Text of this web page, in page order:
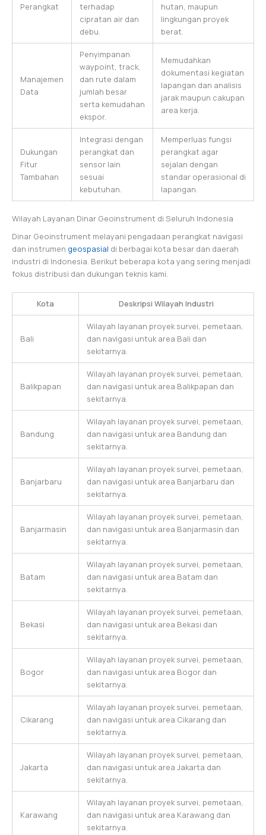
Perangkat
terhadap
cipratan air dan
debu.
hutan, maupun
lingkungan proyek
berat.
Manajemen
Data
Penyimpanan
waypoint, track,
dan rute dalam
jumlah besar
serta kemudahan
ekspor.
Memudahkan
dokumentasi kegiatan
lapangan dan analisis
jarak maupun cakupan
area kerja.
Dukungan
Fitur
Tambahan
Integrasi dengan
perangkat dan
sensor lain
sesuai
kebutuhan.
Memperluas fungsi
perangkat agar
sejalan dengan
standar operasional di
lapangan.
Wilayah Layanan Dinar Geoinstrument di Seluruh Indonesia
Dinar Geoinstrument melayani pengadaan perangkat navigasi
dan instrumen geospasial di berbagai kota besar dan daerah
industri di Indonesia. Berikut beberapa kota yang sering menjadi
fokus distribusi dan dukungan teknis kami.
Kota Deskripsi Wilayah Industri
Bali
Wilayah layanan proyek survei, pemetaan,
dan navigasi untuk area Bali dan
sekitarnya.
Balikpapan
Wilayah layanan proyek survei, pemetaan,
dan navigasi untuk area Balikpapan dan
sekitarnya.
Bandung
Wilayah layanan proyek survei, pemetaan,
dan navigasi untuk area Bandung dan
sekitarnya.
Banjarbaru
Wilayah layanan proyek survei, pemetaan,
dan navigasi untuk area Banjarbaru dan
sekitarnya.
Banjarmasin
Wilayah layanan proyek survei, pemetaan,
dan navigasi untuk area Banjarmasin dan
sekitarnya.
Batam
Wilayah layanan proyek survei, pemetaan,
dan navigasi untuk area Batam dan
sekitarnya.
Bekasi
Wilayah layanan proyek survei, pemetaan,
dan navigasi untuk area Bekasi dan
sekitarnya.
Bogor
Wilayah layanan proyek survei, pemetaan,
dan navigasi untuk area Bogor dan
sekitarnya.
Cikarang
Wilayah layanan proyek survei, pemetaan,
dan navigasi untuk area Cikarang dan
sekitarnya.
Jakarta
Wilayah layanan proyek survei, pemetaan,
dan navigasi untuk area Jakarta dan
sekitarnya.
Karawang
Wilayah layanan proyek survei, pemetaan,
dan navigasi untuk area Karawang dan
sekitarnya.